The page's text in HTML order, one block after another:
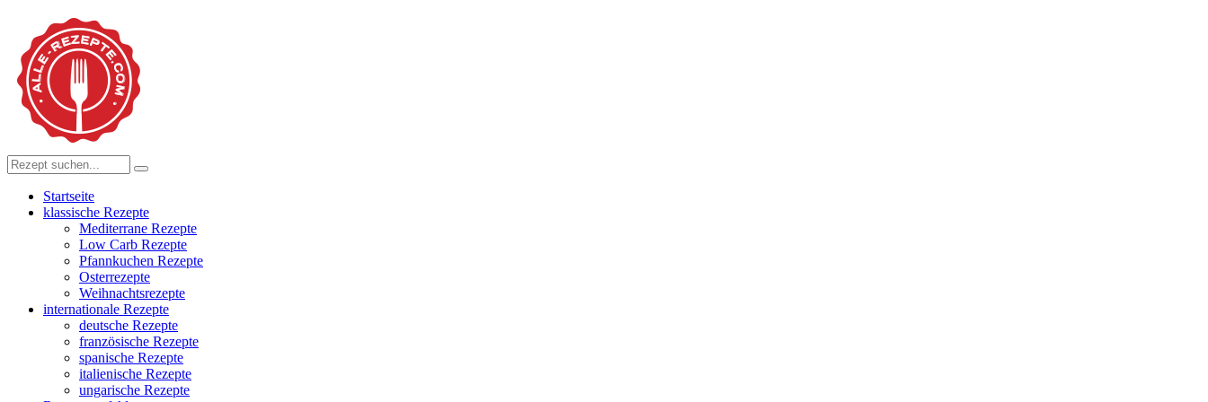
Startseite
klassische Rezepte
Mediterrane Rezepte
Low Carb Rezepte
Pfannkuchen Rezepte
Osterrezepte
Weihnachtsrezepte
internationale Rezepte
deutsche Rezepte
französische Rezepte
spanische Rezepte
italienische Rezepte
ungarische Rezepte